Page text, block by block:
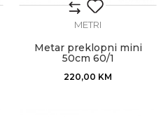
METRI
Metar preklopni mini
50cm 60/1
220,00 KM